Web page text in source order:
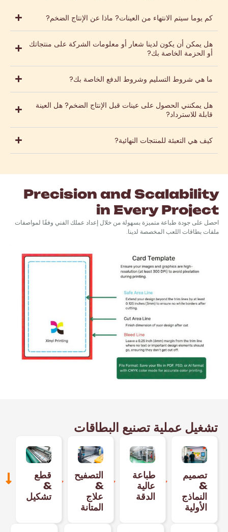
كم يوما سيتم الانتهاء من العينات? ماذا عن الإنتاج الضخم?
هل يمكن أن يكون لدينا شعار أو معلومات الشركة على منتجاتك
أو الحزمة الخاصة بك?
ما هي شروط التسليم وشروط الدفع الخاصة بك?
هل يمكنني الحصول على عينات قبل الإنتاج الضخم? هل العينة
قابلة للاسترداد?
كيف هي التعبئة للمنتجات النهائية?
Precision and Scalability
in Every Project
احصل على جودة طباعة متميزة بسهولة من خلال إعداد عملك الفني وفقًا لمواصفات
ملفات بطاقات اللعب المخصصة لدينا.
تشغيل عملية تصنيع البطاقات
تصميم
&
النماذج
الأولية
طباعة
عالية
الدقة
التصفيح
&
علاج
المتانة
قطع
&
تشكيل